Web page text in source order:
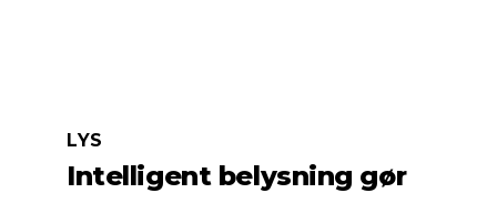
Intelligent belysning gør
LYS